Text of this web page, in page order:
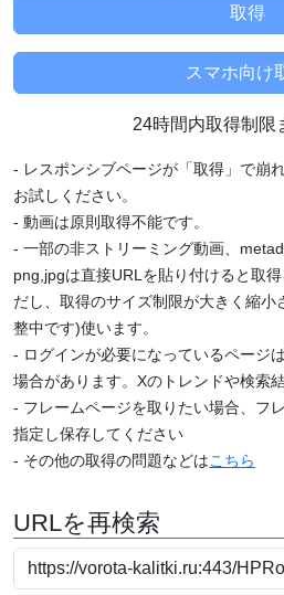
24時間内取得制限
- レスポンシブページが「取得」で崩
お試しください。
- 動画は原則取得不能です。
- 一部の非ストリーミング動画、
png,jpgは直接URLを貼り付けると取
だし、取得のサイズ制限が大きく縮小
整中です)使います。
- ログインが必要になっているページ
場合があります。Xのトレンドや検索
- フレームページを取りたい場合、フ
指定し保存してください
- その他の取得の問題などはこちら
URLを再検索